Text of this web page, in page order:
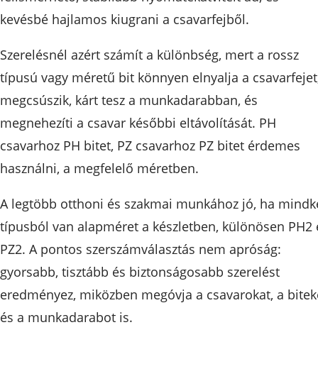
kevésbé hajlamos kiugrani a csavarfejből.
Szerelésnél azért számít a különbség, mert a rossz
típusú vagy méretű bit könnyen elnyalja a
megcsúszik, kárt tesz a munkadarabban, és
megnehezíti a csavar későbbi eltávolítását. PH
csavarhoz PH bitet, PZ csavarhoz PZ bitet érdemes
használni, a megfelelő méretben.
A legtöbb otthoni és szakmai munkához jó, ha
típusból van alapméret a készletben, különösen PH2
PZ2. A pontos szerszámválasztás nem apróság:
gyorsabb, tisztább és biztonságosabb szerelést
eredményez, miközben megóvja a csavarokat, a
és a munkadarabot is.